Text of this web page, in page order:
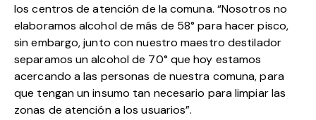
los centros de atención de la comuna. “Nosotros no
elaboramos alcohol de más de 58° para hacer pisco,
sin embargo, junto con nuestro maestro destilador
separamos un alcohol de 70° que hoy estamos
acercando a las personas de nuestra comuna, para
que tengan un insumo tan necesario para limpiar las
zonas de atención a los usuarios”.